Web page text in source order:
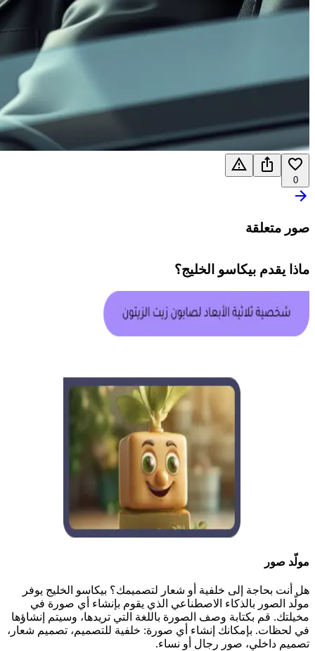
0
صور متعلقة
ماذا يقدم بيكاسو الخليج؟
مولّد صور
هل أنت بحاجة إلى خلفية أو شعار لتصميمك؟ بيكاسو الخليج يوفر
مولّد الصور بالذكاء الاصطناعي الذي يقوم بإنشاء أي صورة في
مخيلتك. قم بكتابة وصف الصورة باللغة التي تريدها، وسيتم إنشاؤها
في لحظات. بإمكانك إنشاء أي صورة: خلفية للتصميم، تصميم شعار،
تصميم داخلي، صور رجال أو نساء.